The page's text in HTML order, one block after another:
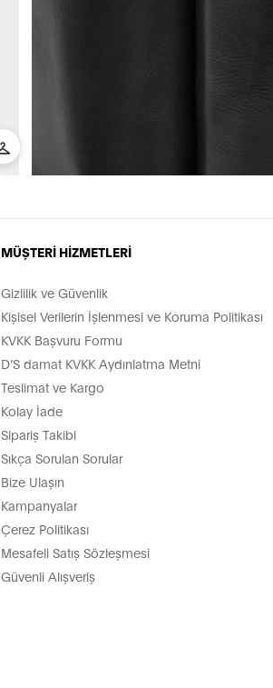
MÜŞTERİ HİZMETLERİ
Gizlilik ve Güvenlik
Kişisel Verilerin İşlenmesi ve Koruma Politikası
KVKK Başvuru Formu
D’S damat KVKK Aydınlatma Metni
Teslimat ve Kargo
Kolay İade
Sipariş Takibi
Sıkça Sorulan Sorular
Bize Ulaşın
Kampanyalar
Çerez Politikası
Mesafeli Satış Sözleşmesi
Güvenli Alışveriş